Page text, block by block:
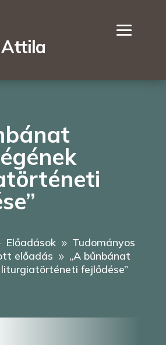
Előadások 9 Tudományos
előadás
9 „A bűnbánat
fejlődése”